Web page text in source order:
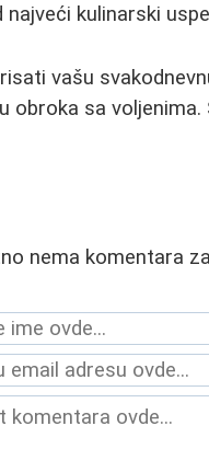
kulinarski
vašu
obroka sa voljenima.
nema komentara